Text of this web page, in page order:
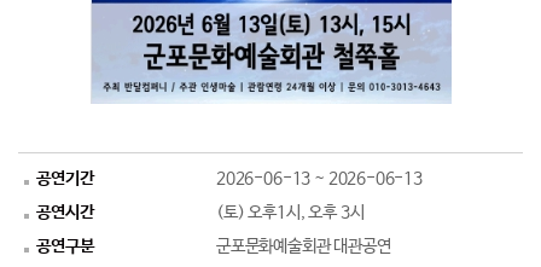
공연기간
2026-06-13 ~ 2026-06-13
공연시간
(토) 오후1시, 오후 3시
공연구분
군포문화예술회관 대관공연